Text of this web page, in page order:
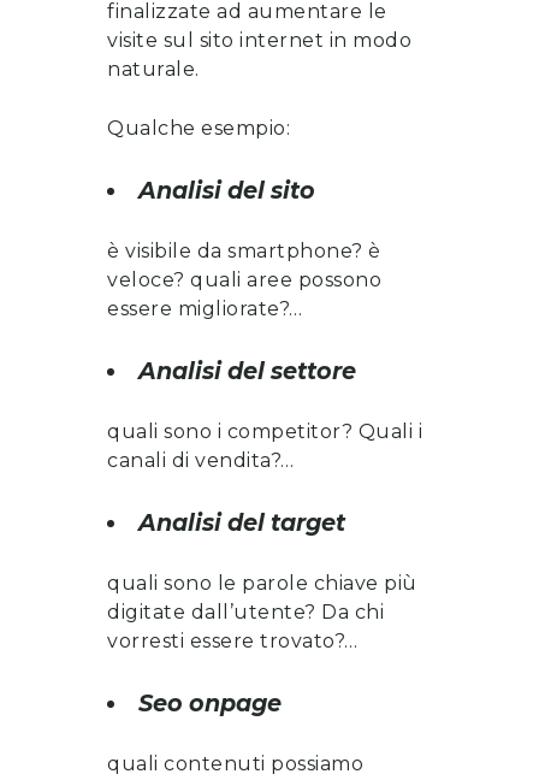
finalizzate ad aumentare le
visite sul sito internet in modo
naturale.
Qualche esempio:
Analisi del sito
è visibile da smartphone? è
veloce? quali aree possono
essere migliorate?…
Analisi del settore
quali sono i competitor? Quali i
canali di vendita?…
Analisi del target
quali sono le parole chiave più
digitate dall’utente? Da chi
vorresti essere trovato?…
Seo onpage
quali contenuti possiamo